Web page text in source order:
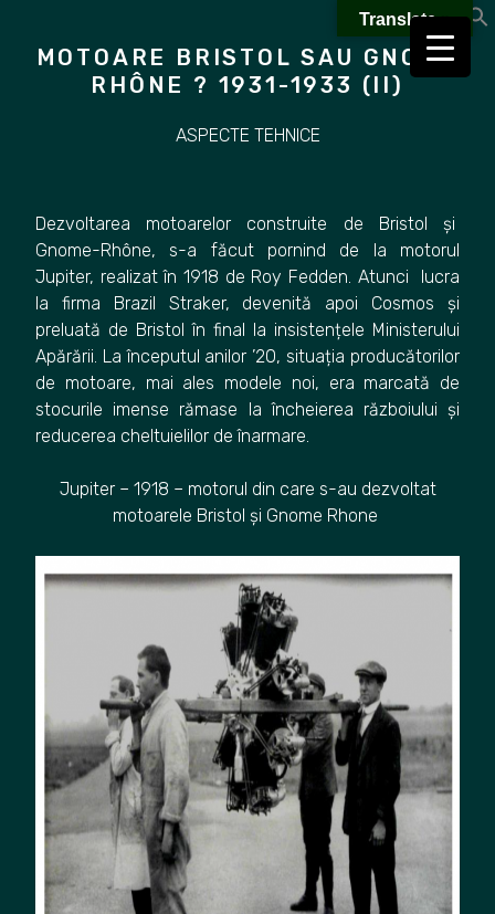
contentMOTOARE BRISTOL SAU GNOME
RHÔNE ? 1931-1933 (II)
ASPECTE TEHNICE
Dezvoltarea motoarelor construite de Bristol și
Gnome-Rhône, s-a făcut pornind de la motorul
Jupiter, realizat în 1918 de Roy Fedden. Atunci lucra
la firma Brazil Straker, devenită apoi Cosmos și
preluată de Bristol în final la insistențele Ministerului
Apărării. La începutul anilor ’20, situația producătorilor
de motoare, mai ales modele noi, era marcată de
stocurile imense rămase la încheierea războiului și
reducerea cheltuielilor de înarmare.
Jupiter – 1918 – motorul din care s-au dezvoltat
motoarele Bristol și Gnome Rhone
Translate »